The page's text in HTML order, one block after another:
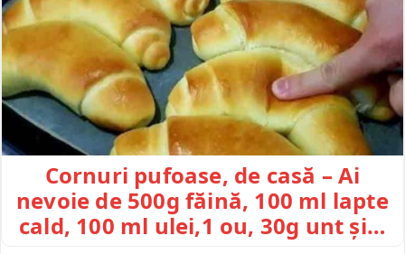
Cornuri pufoase, de casă – Ai
nevoie de 500g făină, 100 ml lapte
cald, 100 ml ulei,1 ou, 30g unt și…